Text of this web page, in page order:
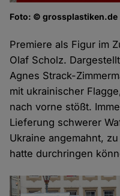
Foto: © grossplastiken.de
Premiere als Figur im
Olaf Scholz.
Agnes Strack-
mit ukrainischer
nach vorne stößt.
Lieferung schwerer
Ukraine angemahnt,
hatte durchringen